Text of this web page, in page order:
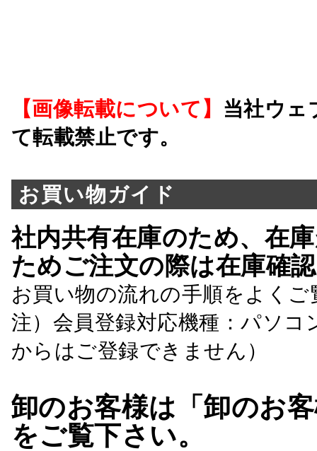
【画像転載について】 当社ウェ
て転載禁止です。
お買い物ガイド
社内共有在庫のため、在
ためご注文の際は在庫確
お買い物の流れの手順をよくご
注）会員登録対応機種：パソ
からはご登録できません）
卸のお客様は「卸のお
をご覧下さい。